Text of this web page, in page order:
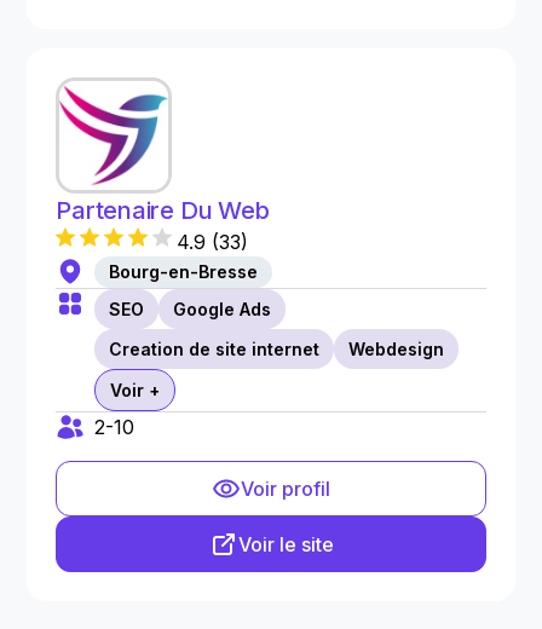
Partenaire Du Web
4.9 (33)
Bourg-en-Bresse
SEO
Google Ads
Creation de site internet
Webdesign
Voir +
2-10
Voir profil
Voir le site